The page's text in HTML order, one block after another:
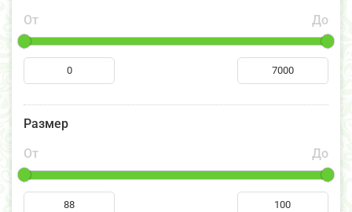
От
До
Размер
От
До